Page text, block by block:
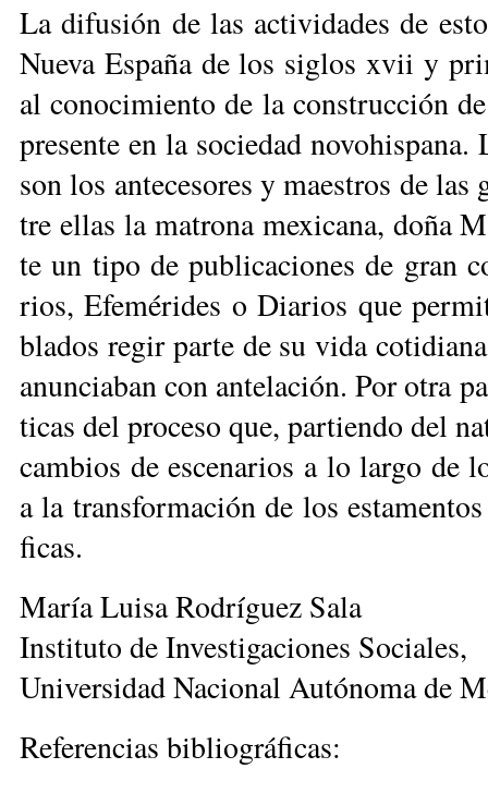
La di­fu­sión de las ac­ti­vi­da­des de
Nue­va Es­pa­ña de los si­glos xvii y
al co­no­ci­mien­to de la cons­truc­ción
pre­sen­te en la so­cie­dad
son los an­te­ce­so­res y maes­tros de
tre ellas la ma­tro­na me­xi­ca­na, do­ña
te un ti­po de pu­bli­ca­cio­nes de gran
rios, Efe­mé­ri­des o Dia­rios que
bla­dos re­gir par­te de su vi­da
anun­cia­ban con an­te­la­ción. Por otra
ti­cas del pro­ce­so que, par­tien­do del
cam­bios de es­ce­na­rios a lo lar­go de
a la trans­for­ma­ción de los
fi­cas.
Ma­ría Lui­sa Ro­drí­guez Sa­la
Ins­ti­tu­to de In­ves­ti­ga­cio­nes So­cia­les,
Uni­ver­si­dad Na­cio­nal Au­tó­no­ma de
Re­fe­ren­cias bi­blio­grá­fi­cas: